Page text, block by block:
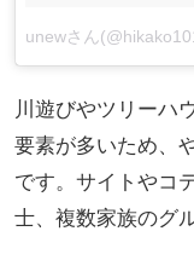
unewさん
川遊びやツリーハ
要素が多いため、
です。サイトやコ
士、複数家族のグ